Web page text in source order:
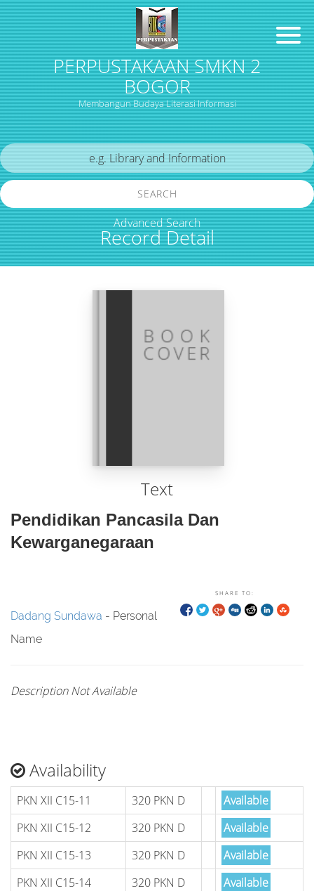
PERPUSTAKAAN SMKN 2
BOGOR
Membangun Budaya Literasi Informasi
Record Detail
SEARCH
Advanced Search
Text
Pendidikan Pancasila Dan
Kewarganegaraan
SHARE TO:
Dadang Sundawa - Personal
Name
Description Not Available
Availability
PKN XII C15-11 320 PKN D
Available
PKN XII C15-12
320 PKN D
Available
PKN XII C15-13
320 PKN D
Available
PKN XII C15-14
320 PKN D
Available